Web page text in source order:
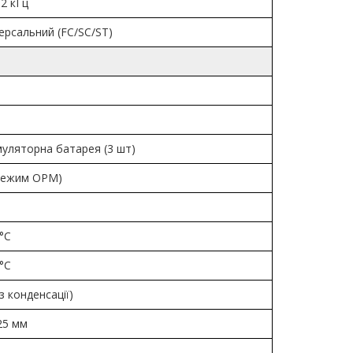
(FC/SC/ST)
батарея (3 шт)
OPM)
конденсації)
мм